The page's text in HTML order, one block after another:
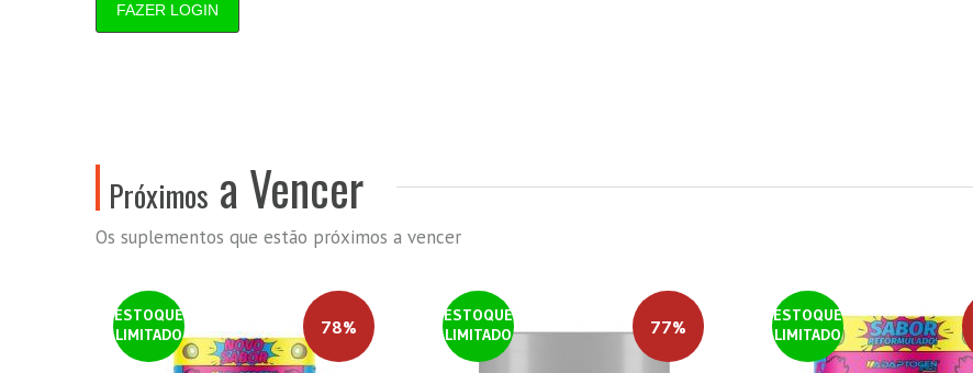
FAZER LOGIN
Próximos a Vencer
Os suplementos que estão próximos a vencer
ESTOQUE
LIMITADO
78%
ESTOQUE
LIMITADO
77%
ESTOQUE
LIMITADO